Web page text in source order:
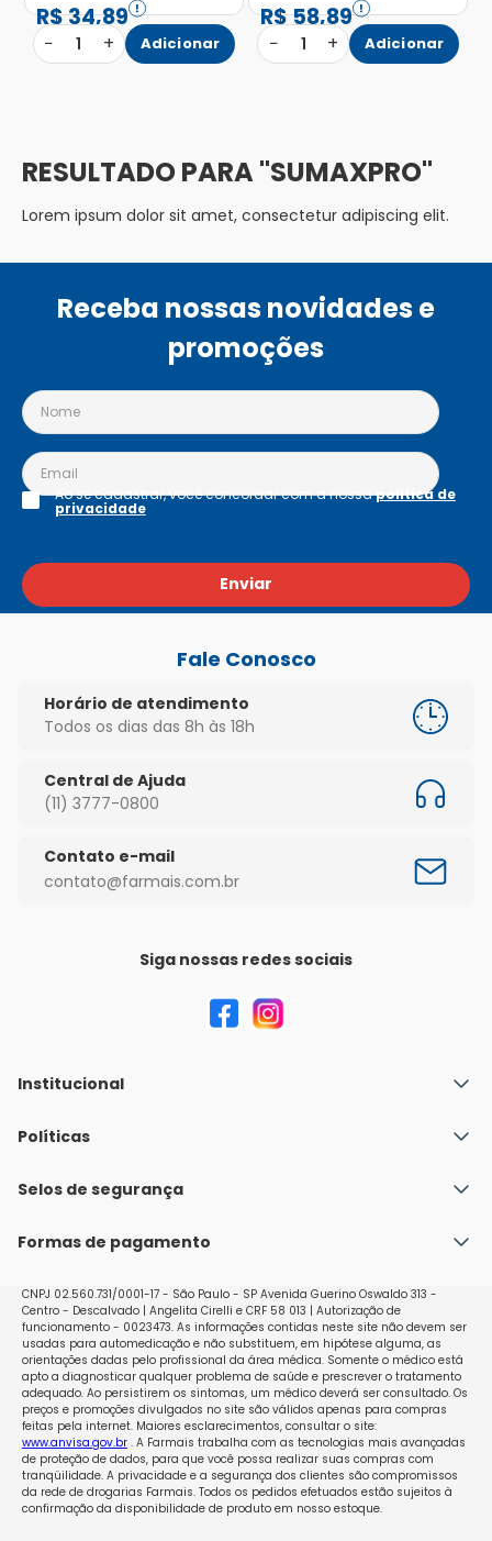
R$34,89
− 1 + Adicionar
R$58,89
− 1 + Adicionar
SUMAXPRO
Lorem ipsum dolor sit amet, consectetur adipiscing elit.
Receba nossas novidades e
promoções
Enviar
Ao se cadastrar, você concordar com a nossapolítica de
privacidade
Fale Conosco
Horário de atendimento
Todos os dias das 8h às 18h
Central de Ajuda
(11) 3777-0800
Contato e-mail
contato@farmais.com.br
Siga nossas redes sociais
Institucional
Quem Somos
Nossas lojas
Políticas
Política de Envio
Políticas de Trocas e Devoluções
Selos de segurança
Formas de pagamento
CNPJ 02.560.731/0001-17 - São Paulo - SP Avenida Guerino Oswaldo 313 -
Centro - Descalvado | Angelita Cirelli e CRF 58 013 | Autorização de
funcionamento - 0023473. As informações contidas neste site não devem ser
usadas para automedicação e não substituem, em hipótese alguma, as
orientações dadas pelo profissional da área médica. Somente o médico está
apto a diagnosticar qualquer problema de saúde e prescrever o tratamento
adequado. Ao persistirem os sintomas, um médico deverá ser consultado. Os
preços e promoções divulgados no site são válidos apenas para compras
feitas pela internet. Maiores esclarecimentos, consultar o site:
www.anvisa.gov.br. A Farmais trabalha com as tecnologias mais avançadas
de proteção de dados, para que você possa realizar suas compras com
tranqüilidade. A privacidade e a segurança dos clientes são compromissos
da rede de drogarias Farmais. Todos os pedidos efetuados estão sujeitos à
confirmação da disponibilidade de produto em nosso estoque.